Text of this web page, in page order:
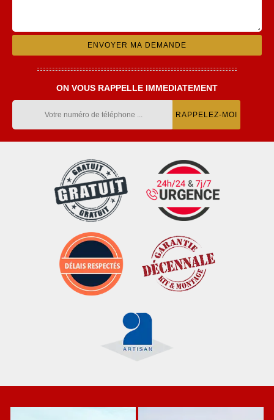
ON VOUS RAPPELLE IMMEDIATEMENT